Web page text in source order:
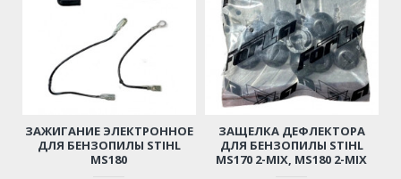
ЗАЖИГАНИЕ ЭЛЕКТРОННОЕ
ДЛЯ БЕНЗОПИЛЫ STIHL
MS180
ЗАЩЕЛКА ДЕФЛЕКТОРА
ДЛЯ БЕНЗОПИЛЫ STIHL
MS170 2-MIX, MS180 2-MIX